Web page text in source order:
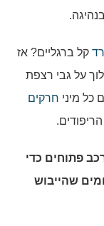
קל ברגליים? אז
על גבי רצפת
כל מיני חרקים
פתוחים כדי
שהייבוש